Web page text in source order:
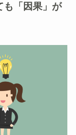
「因果」が